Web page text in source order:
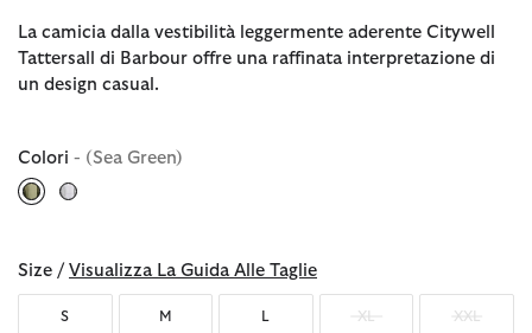
La camicia dalla vestibilità leggermente aderente Citywell
Tattersall di Barbour offre una raffinata interpretazione di
un design casual.
Colori - (Sea Green)
Size / Visualizza La Guida Alle Taglie
S M L XL XXL